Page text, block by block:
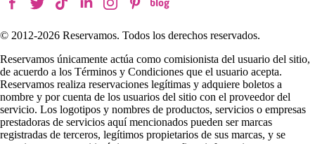
© 2012-2026 Reservamos. Todos los derechos reservados.
Reservamos únicamente actúa como comisionista del usuario del sitio,
de acuerdo a los Términos y Condiciones que el usuario acepta.
Reservamos realiza reservaciones legítimas y adquiere boletos a
nombre y por cuenta de los usuarios del sitio con el proveedor del
servicio. Los logotipos y nombres de productos, servicios o empresas
prestadoras de servicios aquí mencionados pueden ser marcas
registradas de terceros, legítimos propietarios de sus marcas, y se